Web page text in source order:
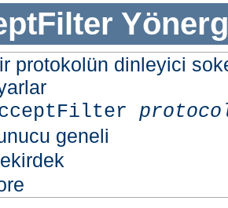
protokolün dinleyici
geneli